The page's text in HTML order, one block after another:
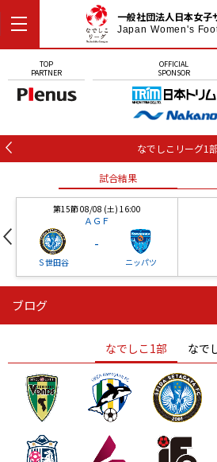
一般社団法人日本女子
Japan Women's
TOP
PARTNER
OFFICIAL
SPONSOR
なでしこリーグ1
試合結果
第15節 08/08 (土) 16:00
ＡＧＦ
Ｓ世田谷
-
ニッパツ
ニッパツ
ニッパツ 名古屋 静
ブログ
なでしこ1部 なで